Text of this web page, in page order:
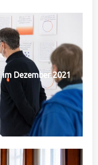
Dezember 2021